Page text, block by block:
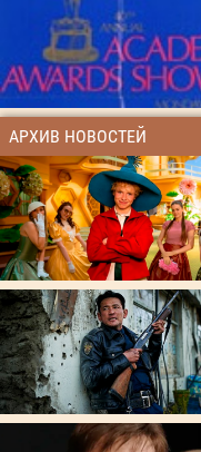
АРХИВ НОВОСТЕЙ